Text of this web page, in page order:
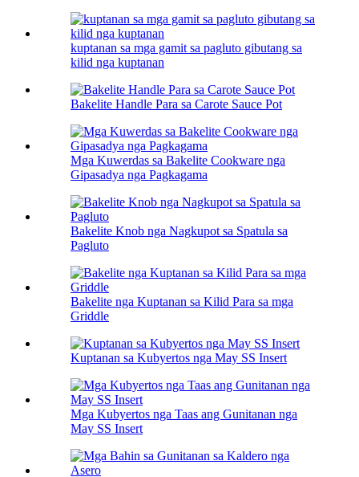
kuptanan sa mga gamit sa pagluto gibutang sa
kilid nga kuptanan
Bakelite Handle Para sa Carote Sauce Pot
Mga Kuwerdas sa Bakelite Cookware nga
Gipasadya nga Pagkagama
Bakelite Knob nga Nagkupot sa Spatula sa
Pagluto
Bakelite nga Kuptanan sa Kilid Para sa mga
Griddle
Kuptanan sa Kubyertos nga May SS Insert
Mga Kubyertos nga Taas ang Gunitanan nga
May SS Insert